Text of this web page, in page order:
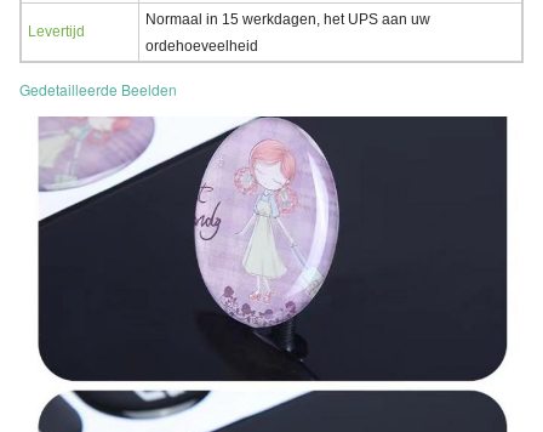
Levertijd
Normaal in 15 werkdagen, het UPS aan uw
ordehoeveelheid
Gedetailleerde Beelden